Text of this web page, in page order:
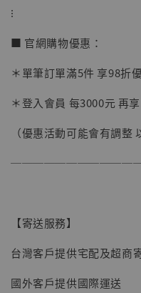
⁝
■ 官網購物優惠：
＊單筆訂單滿5件 享98折優
＊登入會員 每3000元 再享
（優惠活動可能會有調整
【寄送服務】
台灣客戶提供宅配及超商
國外客戶提供國際運送